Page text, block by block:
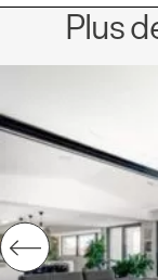
Plus